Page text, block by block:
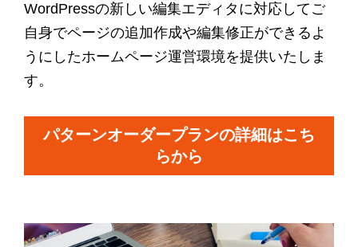
WordPressの新しい編集エディタに対応してご
自身でページの追加作成や編集修正ができるよ
うにしたホームページ運営環境を提供いたしま
す。
パターンオーダープランの詳細はこち
らから